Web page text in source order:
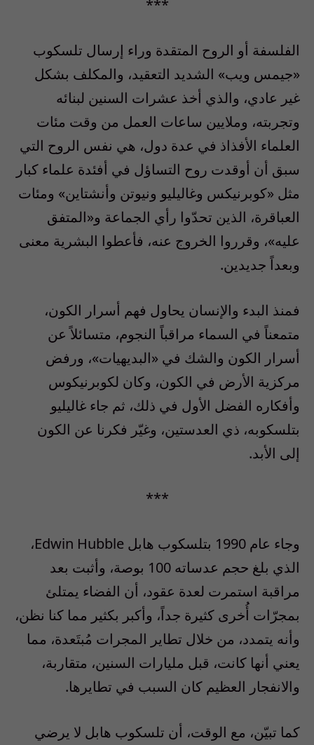
***
الفلسفة أو الروح المتقدة وراء إرسال تلسكوب
«جيمس ويب» الشديد التعقيد، والمكلف بشكل
غير عادي، والذي أخذ عشرات السنين لبنائه
وتجربته، وملايين ساعات العمل من وقت مئات
العلماء الأفذاذ في عدة دول، هي نفس الروح التي
سبق أن أوقدت روح التساؤل في أفئدة علماء كبار
مثل «كوبرنيكس وغاليليو ونيوتن وأنشتاين» ومئات
العباقرة، الذين تحدّوا رأي الجماعة و«المتفق
عليه»، وقرروا الخروج عنه، فأعطوا البشرية معنى
وبعداً جديدين.
فمنذ البدء والإنسان يحاول فهم أسرار الكون،
متمعناً في السماء مراقباً النجوم، متسائلاً عن
أسرار الكون والشك في «البديهيات»، ورفض
مركزية الأرض في الكون، وكان لكوبرنيكوس
وأفكاره الفضل الأول في ذلك، ثم جاء غاليليو
بتلسكوبه، ذي العدستين، وغيّر فكرنا عن الكون
إلى الأبد.
***
وجاء عام 1990 بتلسكوب هابل Edwin Hubble،
الذي بلغ حجم عدساته 100 بوصة، وأثبت بعد
مراقبة استمرت لعدة عقود، أن الفضاء يمتلئ
بمجرّات أُخرى كثيرة جداً، وأكبر بكثير مما كنا نظن،
وأنه يتمدد، من خلال تطاير المجرات مُبتَعدة، مما
يعني أنها كانت، قبل مليارات السنين، متقاربة،
والانفجار العظيم كان السبب في تطايرها.
كما تبيّن، مع الوقت، أن تلسكوب هابل لا يرضي